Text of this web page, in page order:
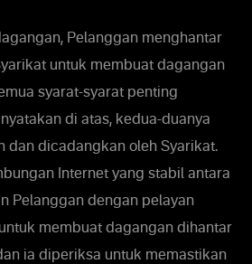
Pelanggan menghantar
untuk membuat dagangan
syarat-syarat penting
di atas, kedua-duanya
dan dicadangkan oleh Syarikat.
Internet yang stabil antara
Pelanggan dengan pelayan
membuat dagangan dihantar
ia diperiksa untuk memastikan